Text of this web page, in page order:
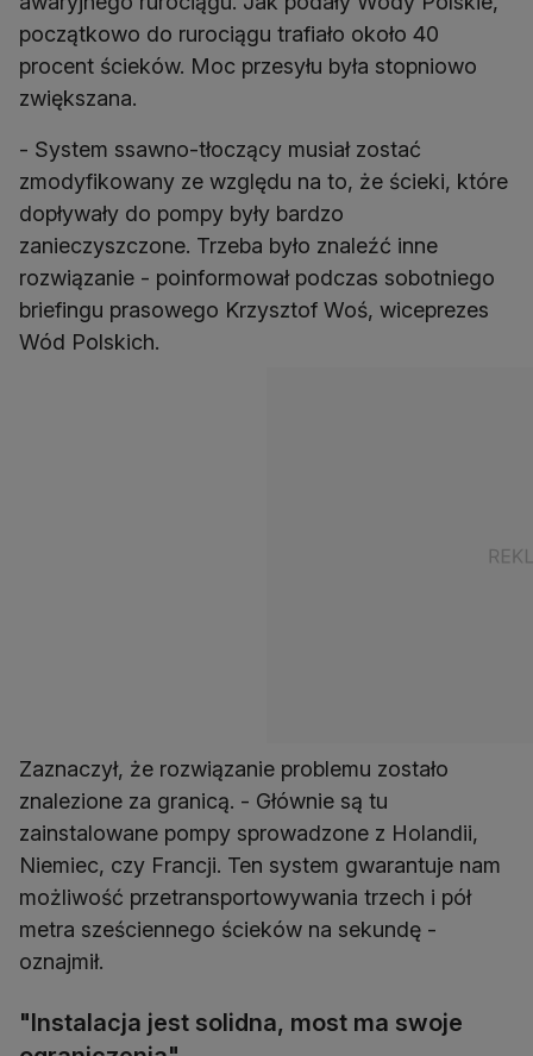
początkowo do rurociągu trafiało około 40
procent ścieków. Moc przesyłu była stopniowo
zwiększana.
- System ssawno-tłoczący musiał zostać
zmodyfikowany ze względu na to, że ścieki, które
dopływały do pompy były bardzo
zanieczyszczone. Trzeba było znaleźć inne
rozwiązanie - poinformował podczas sobotniego
briefingu prasowego Krzysztof Woś, wiceprezes
Wód Polskich.
Zaznaczył, że rozwiązanie problemu zostało
znalezione za granicą. - Głównie są tu
zainstalowane pompy sprowadzone z Holandii,
Niemiec, czy Francji. Ten system gwarantuje nam
możliwość przetransportowywania trzech i pół
metra sześciennego ścieków na sekundę -
oznajmił.
"Instalacja jest solidna, most ma swoje